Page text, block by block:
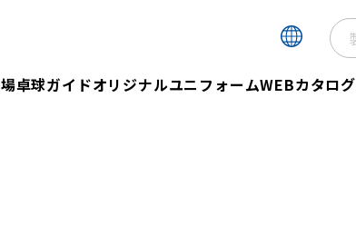
卓球ガイドオリジナルユニフォームWEBカタログ